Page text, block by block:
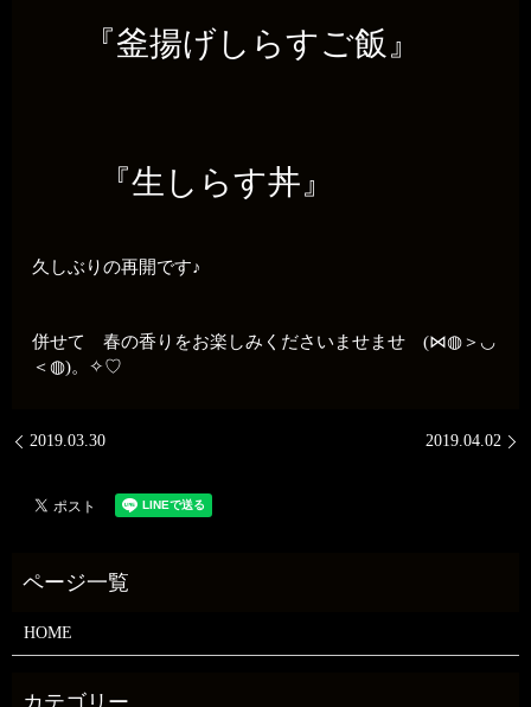
『釜揚げしらすご飯』
『生しらす丼』
久しぶりの再開です♪
併せて 春の香りをお楽しみくださいませませ (⋈◍＞◡
＜◍)。✧♡
2019.03.30 2019.04.02
HOME